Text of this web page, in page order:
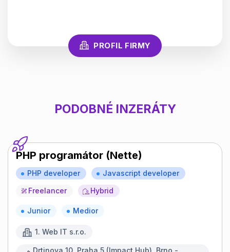
PROFIL FIRMY
PODOBNÉ INZERÁTY
PHP programátor (Nette)
PHP developer
Javascript developer
Freelancer
Hybrid
Junior Medior
1. Web IT s.r.o.
Drtinova 10, Praha 5 (Impact Hub), Brno -